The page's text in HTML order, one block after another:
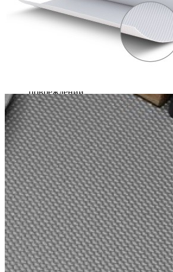
помещениях дома.
Легко подрезается под
Совместим с большинством видов
Обеспечивает надежную
предотвращает их скольжение.
Помогает снизить шум при
повреждений.
Размеры
Размер листа: 1000 × 500 мм
Ширина: 500 мм
Толщина: 1,2 мм
Коврик продается кратно одному
Материалы
Материал: высококачественный
покрытием TPE
Цвет: антрацит